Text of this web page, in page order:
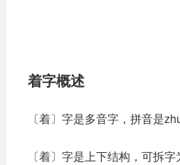
着字概述
〔着〕字是多音字，拼音是
〔着〕字是上下结构，可拆字